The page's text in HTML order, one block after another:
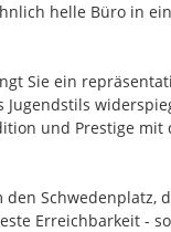
helle Büro in
Sie ein
und Prestige
Schwedenplatz,
Erreichbarkeit -